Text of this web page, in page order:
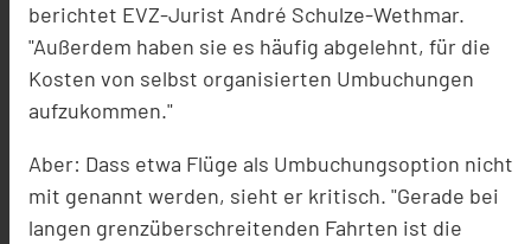
berichtet EVZ-Jurist André Schulze-Wethmar.
"Außerdem haben sie es häufig abgelehnt, für die
Kosten von selbst organisierten Umbuchungen
aufzukommen."
Aber: Dass etwa Flüge als Umbuchungsoption nicht
mit genannt werden, sieht er kritisch. "Gerade bei
langen grenzüberschreitenden Fahrten ist die